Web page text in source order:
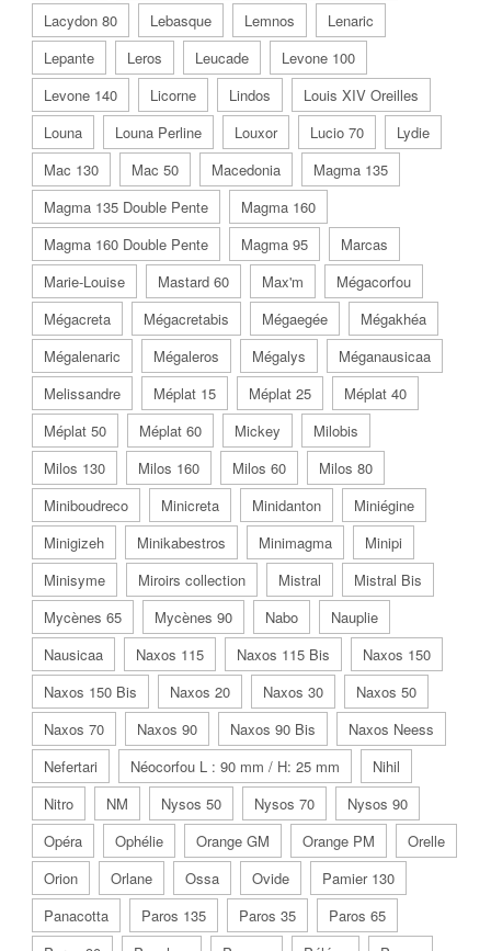
Lacydon 80
Lebasque Lemnos
Lenaric
Lepante
Leros Leucade
Levone 100
Levone 140
Licorne Lindos
Louis XIV Oreilles
Louna
Louna Perline Louxor Lucio 70
Lydie
Mac 130
Mac 50 Macedonia
Magma 135
Magma 135 Double Pente
Magma 160
Magma 160 Double Pente
Magma 95
Marcas
Marie-Louise
Mastard 60 Max'm
Mégacorfou
Mégacreta
Mégacretabis Mégaegée
Mégakhéa
Mégalenaric
Mégaleros Mégalys
Méganausicaa
Melissandre
Méplat 15 Méplat 25
Méplat 40
Méplat 50
Méplat 60 Mickey
Milobis
Milos 130
Milos 160 Milos 60
Milos 80
Miniboudreco
Minicreta Minidanton
Miniégine
Minigizeh
Minikabestros Minimagma
Minipi
Minisyme
Miroirs collection Mistral
Mistral Bis
Mycènes 65
Mycènes 90 Nabo
Nauplie
Nausicaa
Naxos 115 Naxos 115 Bis
Naxos 150
Naxos 150 Bis
Naxos 20 Naxos 30
Naxos 50
Naxos 70
Naxos 90 Naxos 90 Bis
Naxos Neess
Nefertari
Néocorfou L : 90 mm / H: 25 mm
Nihil
Nitro
NM Nysos 50 Nysos 70
Nysos 90
Opéra
Ophélie Orange GM Orange PM
Orelle
Orion
Orlane Ossa Ovide
Pamier 130
Panacotta
Paros 135 Paros 35
Paros 65